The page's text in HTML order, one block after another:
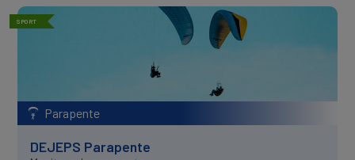
SPORT
Parapente
DEJEPS Parapente